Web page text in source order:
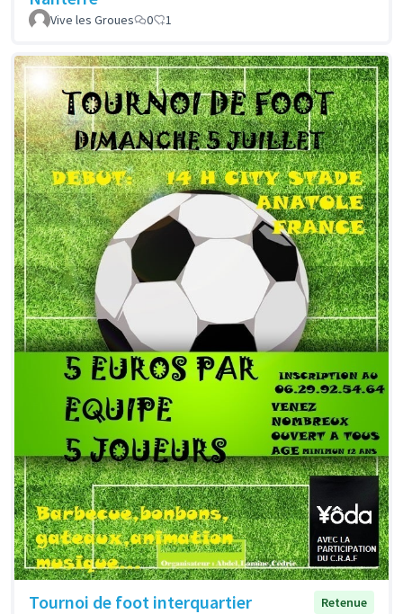
Vive les Groues 0 1
Tournoi de foot interquartier
Retenue